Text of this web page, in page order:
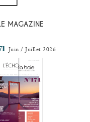
MAGAZINE
Juin / Juillet 2026